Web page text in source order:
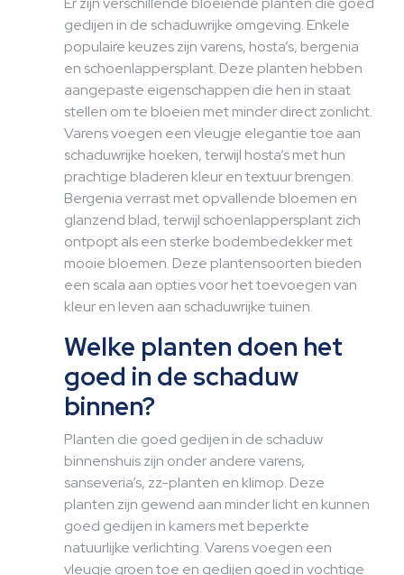
gedijen in de schaduwrijke omgeving. Enkele
populaire keuzes zijn varens, hosta’s, bergenia
en schoenlappersplant. Deze planten hebben
aangepaste eigenschappen die hen in staat
stellen om te bloeien met minder direct zonlicht.
Varens voegen een vleugje elegantie toe aan
schaduwrijke hoeken, terwijl hosta’s met hun
prachtige bladeren kleur en textuur brengen.
Bergenia verrast met opvallende bloemen en
glanzend blad, terwijl schoenlappersplant zich
ontpopt als een sterke bodembedekker met
mooie bloemen. Deze plantensoorten bieden
een scala aan opties voor het toevoegen van
kleur en leven aan schaduwrijke tuinen.
Welke planten doen het
goed in de schaduw
binnen?
Planten die goed gedijen in de schaduw
binnenshuis zijn onder andere varens,
sanseveria’s, zz-planten en klimop. Deze
planten zijn gewend aan minder licht en kunnen
goed gedijen in kamers met beperkte
natuurlijke verlichting. Varens voegen een
vleugje groen toe en gedijen goed in vochtige